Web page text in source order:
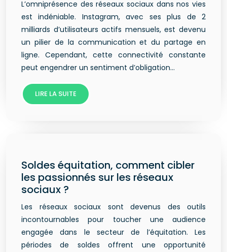
L’omniprésence des réseaux sociaux dans nos vies
est indéniable. Instagram, avec ses plus de 2
milliards d’utilisateurs actifs mensuels, est devenu
un pilier de la communication et du partage en
ligne. Cependant, cette connectivité constante
peut engendrer un sentiment d’obligation…
LIRE LA SUITE
Soldes équitation, comment cibler
les passionnés sur les réseaux
sociaux ?
Les réseaux sociaux sont devenus des outils
incontournables pour toucher une audience
engagée dans le secteur de l’équitation. Les
périodes de soldes offrent une opportunité